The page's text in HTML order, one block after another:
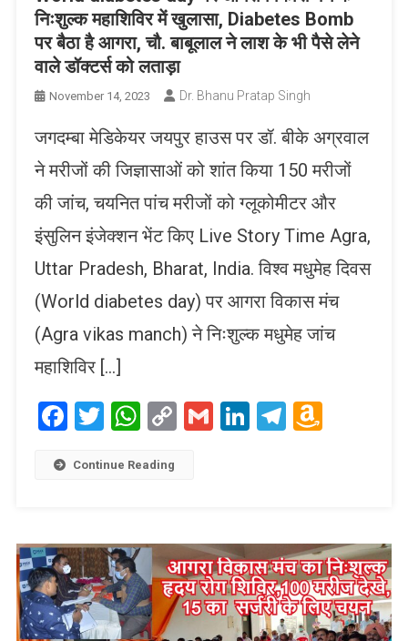
निःशुल्क महाशिविर में खुलासा, Diabetes Bomb
पर बैठा है आगरा, चौ. बाबूलाल ने लाश के भी पैसे लेने
वाले डॉक्टर्स को लताड़ा
November 14, 2023 Dr. Bhanu Pratap Singh
जगदम्बा मेडिकेयर जयपुर हाउस पर डॉ. बीके अग्रवाल
ने मरीजों की जिज्ञासाओं को शांत किया 150 मरीजों
की जांच, चयनित पांच मरीजों को ग्लूकोमीटर और
इंसुलिन इंजेक्शन भेंट किए Live Story Time Agra,
Uttar Pradesh, Bharat, India. विश्व मधुमेह दिवस
(World diabetes day) पर आगरा विकास मंच
(Agra vikas manch) ने निःशुल्क मधुमेह जांच
महाशिविर […]
Facebook
Twitter
WhatsApp
CopyGmailLinkedIn
Telegram
Continue Reading